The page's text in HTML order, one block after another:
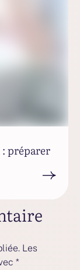
préparer
Les
*